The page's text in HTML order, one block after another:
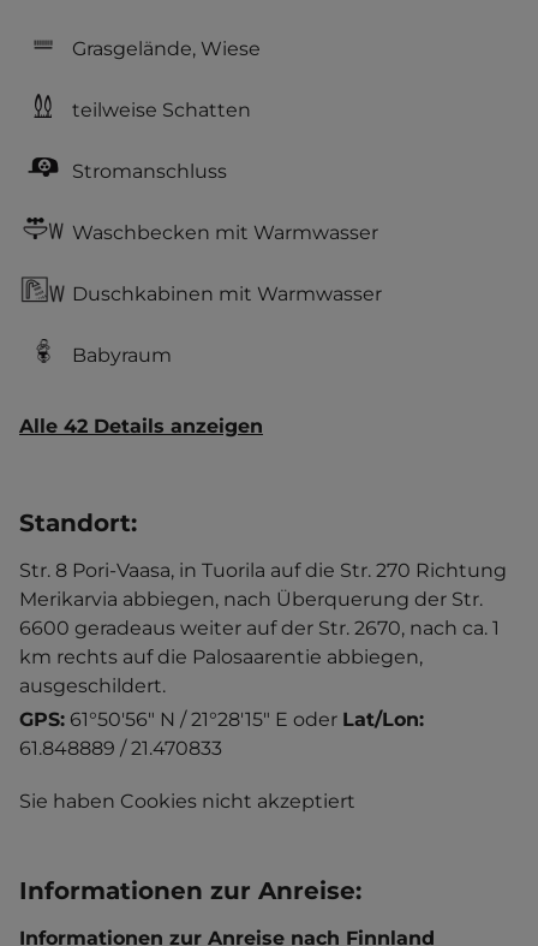
Grasgelände, Wiese
teilweise Schatten
Stromanschluss
Waschbecken mit Warmwasser
Duschkabinen mit Warmwasser
Babyraum
Alle 42 Details anzeigen
Standort:
Str. 8 Pori-Vaasa, in Tuorila auf die Str. 270 Richtung
Merikarvia abbiegen, nach Überquerung der Str.
6600 geradeaus weiter auf der Str. 2670, nach ca. 1
km rechts auf die Palosaarentie abbiegen,
ausgeschildert.
GPS: 61°50'56" N / 21°28'15" E oder Lat/Lon:
61.848889 / 21.470833
Sie haben Cookies nicht akzeptiert
Informationen zur Anreise:
Informationen zur Anreise nach Finnland